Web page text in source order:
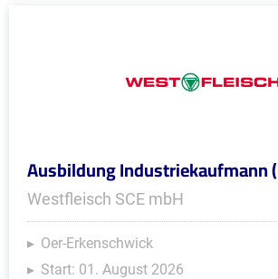
Ausbildung
Westfleisch SCE mbH
Oer-Erkenschwick
Start: 01. August 2026